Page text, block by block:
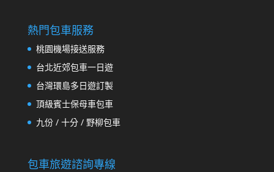
熱門包車服務
桃園機場接送服務
台北近郊包車一日遊
台灣環島多日遊訂製
頂級賓士保母車包車
九份 / 十分 / 野柳包車
包車旅遊諮詢專線